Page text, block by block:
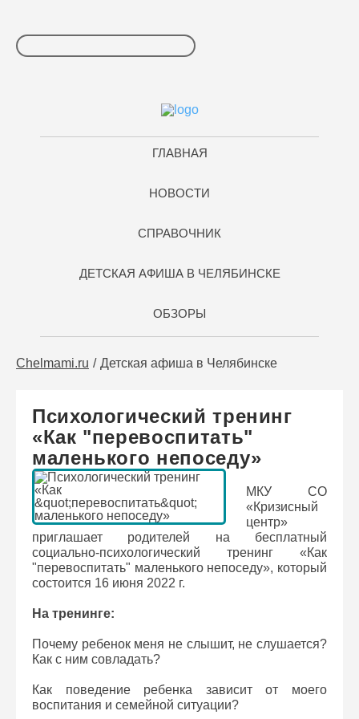
ГЛАВНАЯ
НОВОСТИ
СПРАВОЧНИК
ДЕТСКАЯ АФИША В ЧЕЛЯБИНСКЕ
ОБЗОРЫ
Chelmami.ru Детская афиша в Челябинске
Психологический тренинг
«Как "перевоспитать"
маленького непоседу»
МКУ СО
«Кризисный
центр»
приглашает родителей на бесплатный
социально-психологический тренинг «Как
"перевоспитать" маленького непоседу», который
состоится 16 июня 2022 г.
На тренинге:
Почему ребенок меня не слышит, не слушается?
Как с ним совладать?
Как поведение ребенка зависит от моего
воспитания и семейной ситуации?